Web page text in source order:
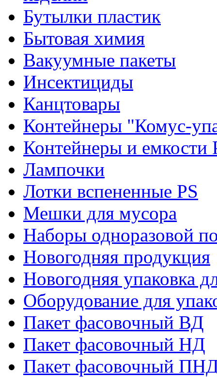
Бутылки пластик
Бытовая химия
Вакуумные пакеты
Инсектициды
Канцтовары
Контейнеры "Комус-
Контейнеры и емкости
Лампочки
Лотки вспененные PS
Мешки для мусора
Наборы одноразовой
Новогодняя продукция
Новогодняя упаковка
Оборудование для
Пакет фасовочный ВД
Пакет фасовочный НД
Пакет фасовочный